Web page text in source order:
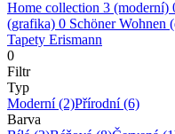
Home collection 3 (moderní)
(grafika) 0 Schöner Wohnen
Tapety Erismann
0
Filtr
Typ
Moderní(2)Přírodní(6)
Barva